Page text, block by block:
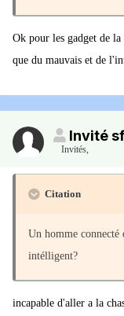
Ok pour les gadget de
que du mauvais et de
Invité
Invités,
Citation
Un homme connecté
intélligent?
incapable d'aller a la